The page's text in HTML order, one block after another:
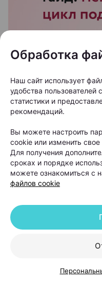
Тема дня
волос:
нужно
103.by, 20.07.2026
Обработка
Наш сайт использует
удобства пользователей
статистики и
рекомендаций.
Вы можете настроить
cookie или изменить
Для получения
сроках и порядке
можете ознакомиться с
файлов cookie